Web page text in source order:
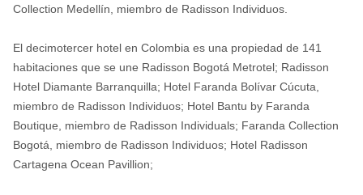
Collection Medellín, miembro de Radisson Individuos.
El decimotercer hotel en Colombia es una propiedad de 141
habitaciones que se une Radisson Bogotá Metrotel; Radisson
Hotel Diamante Barranquilla; Hotel Faranda Bolívar Cúcuta,
miembro de Radisson Individuos; Hotel Bantu by Faranda
Boutique, miembro de Radisson Individuals; Faranda Collection
Bogotá, miembro de Radisson Individuos; Hotel Radisson
Cartagena Ocean Pavillion;